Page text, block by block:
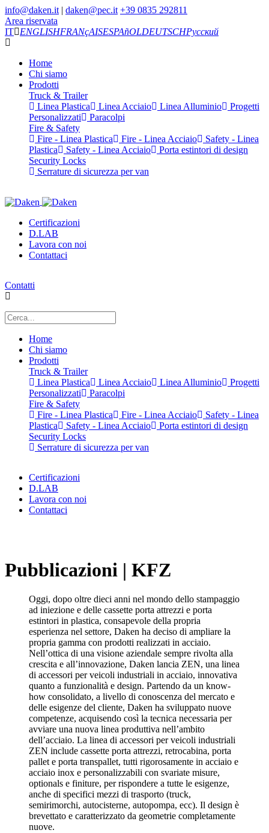
info@daken.it | daken@pec.it +39 0835 292811
Area riservata
IT
ENGLISHFRANçAISESPAñOLDEUTSCHРусский
Home
Chi siamo
Prodotti
Truck & Trailer
Linea Plastica
Linea Acciaio Linea Alluminio
Progetti
Personalizzati
Paracolpi
Fire & Safety
Fire - Linea Plastica
Fire - Linea Acciaio
Safety - Linea
Plastica
Safety - Linea Acciaio
Porta estintori di design
Security Locks
Serrature di sicurezza per van
Certificazioni
D.LAB
Lavora con noi
Contattaci
Contatti
Home
Chi siamo
Prodotti
Truck & Trailer
Linea Plastica
Linea Acciaio Linea Alluminio
Progetti
Personalizzati
Paracolpi
Fire & Safety
Fire - Linea Plastica
Fire - Linea Acciaio
Safety - Linea
Plastica
Safety - Linea Acciaio
Porta estintori di design
Security Locks
Serrature di sicurezza per van
Certificazioni
D.LAB
Lavora con noi
Contattaci
Pubblicazioni | KFZ
Oggi, dopo oltre dieci anni nel mondo dello stampaggio
ad iniezione e delle cassette porta attrezzi e porta
estintori in plastica, consapevole della propria
esperienza nel settore, Daken ha deciso di ampliare la
propria gamma con prodotti realizzati in acciaio.
Nell’ottica di una visione aziendale sempre rivolta alla
crescita e all’innovazione, Daken lancia ZEN, una linea
di accessori per veicoli industriali in acciaio, innovativa
quanto a funzionalità e design. Partendo da un know-
how consolidato, a livello di conoscenza del mercato e
delle esigenze del cliente, Daken ha sviluppato nuove
competenze, acquisendo così la tecnica necessaria per
avviare una nuova linea produttiva nell’ambito
dell’acciaio. La linea di accessori per veicoli industriali
ZEN include cassette porta attrezzi, retrocabina, porta
pallet e porta transpallet, tutti rigorosamente in acciaio e
acciaio inox e personalizzabili con svariate misure,
optionals e finiture, per rispondere a tutte le esigenze,
anche di specifici mezzi di trasporto (truck,
semirimorchi, autocisterne, autopompa, ecc). Il design è
brevettato e caratterizzato da geometrie completamente
nuove.